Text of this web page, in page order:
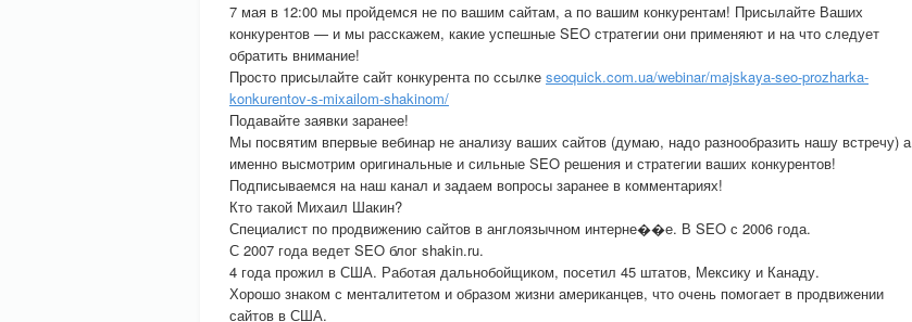
7 мая в 12:00 мы пройдемся не по вашим сайтам, а по вашим конкурентам! Присылайте Ваших
конкурентов — и мы расскажем, какие успешные SEO стратегии они применяют и на что следует
обратить внимание!
Просто присылайте сайт конкурента по ссылке seoquick.com.ua/webinar/majskaya-seo-prozharka-
konkurentov-s-mixailom-shakinom/
Подавайте заявки заранее!
Мы посвятим впервые вебинар не анализу ваших сайтов (думаю, надо разнообразить нашу встречу) а
именно высмотрим оригинальные и сильные SEO решения и стратегии ваших конкурентов!
Подписываемся на наш канал и задаем вопросы заранее в комментариях!
Кто такой Михаил Шакин?
Специалист по продвижению сайтов в англоязычном интерне��е. В SEO с 2006 года.
С 2007 года ведет SEO блог shakin.ru.
4 года прожил в США. Работая дальнобойщиком, посетил 45 штатов, Мексику и Канаду.
Хорошо знаком с менталитетом и образом жизни американцев, что очень помогает в продвижении
сайтов в США.